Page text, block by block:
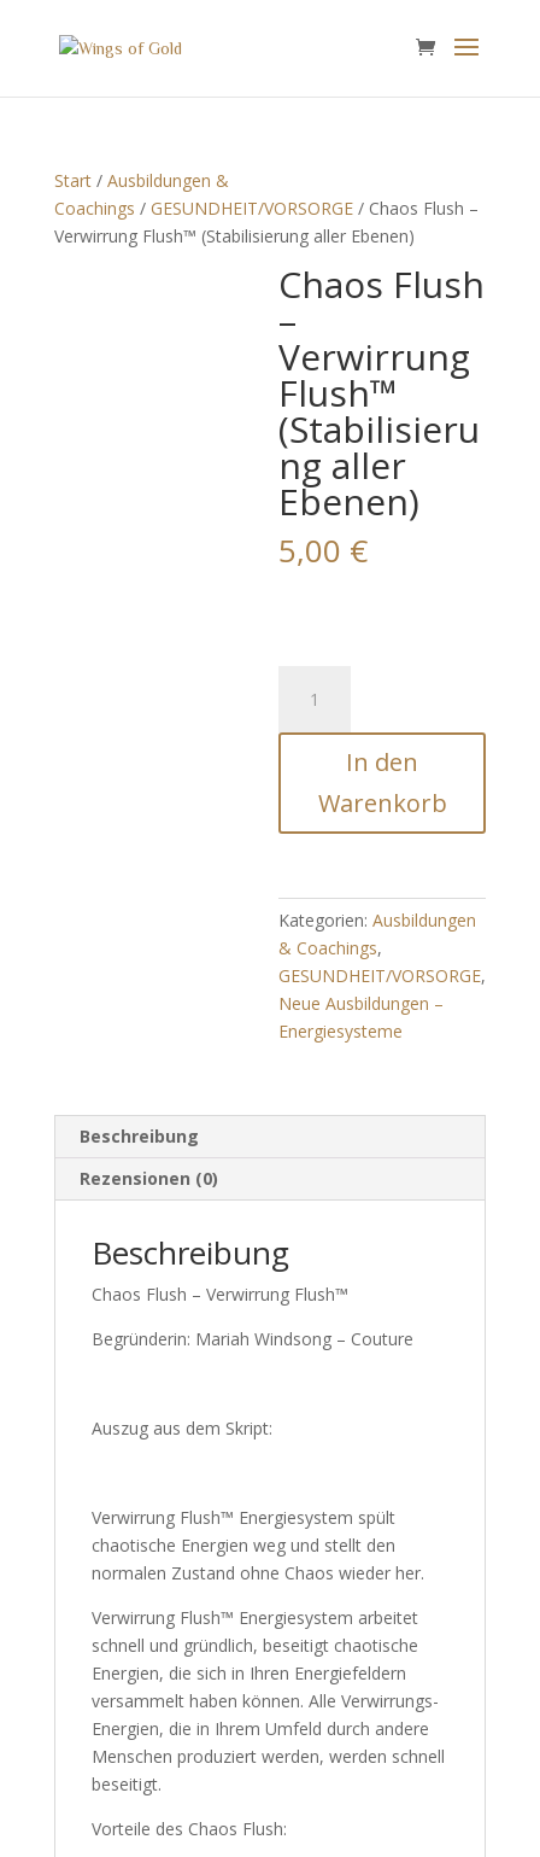
Start/ Ausbildungen &
Coachings / GESUNDHEIT/VORSORGE/ Chaos Flush –
Verwirrung Flush™ (Stabilisierung aller Ebenen)
Chaos Flush
–
Verwirrung
Flush™
(Stabilisieru
ng aller
Ebenen)
5,00 €
Flush
-
Verwirrung
Flush™
(Stabilisierung
Menge
In den
Warenkorb
Kategorien:Ausbildungen
& Coachings,
GESUNDHEIT/VORSORGE,
Neue Ausbildungen –
Energiesysteme
Beschreibung
Rezensionen (0)
Beschreibung
Chaos Flush – Verwirrung Flush™
Begründerin: Mariah Windsong – Couture
Auszug aus dem Skript:
Verwirrung Flush™ Energiesystem spült
chaotische Energien weg und stellt den
normalen Zustand ohne Chaos wieder her.
Verwirrung Flush™ Energiesystem arbeitet
schnell und gründlich, beseitigt chaotische
Energien, die sich in Ihren Energiefeldern
versammelt haben können. Alle Verwirrungs-
Energien, die in Ihrem Umfeld durch andere
Menschen produziert werden, werden schnell
beseitigt.
Vorteile des Chaos Flush: